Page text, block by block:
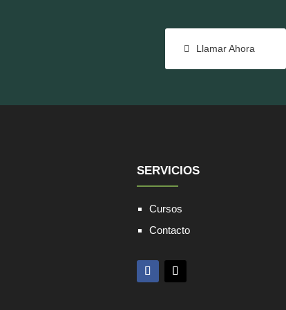
Llamar Ahora
SERVICIOS
Cursos
Contacto